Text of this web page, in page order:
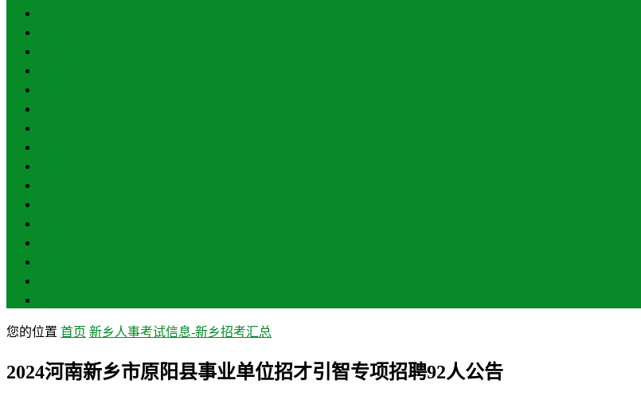
您的位置 首页 新乡人事考试信息-新乡招考汇总
2024河南新乡市原阳县事业单位招才引智专项招聘92人公告